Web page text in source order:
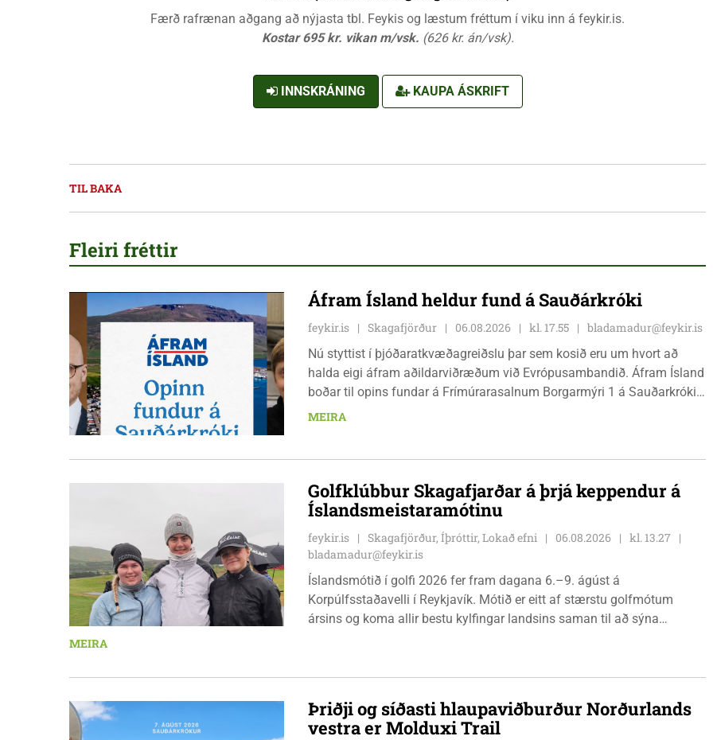
Færð rafrænan aðgang að nýjasta tbl. Feykis og læstum fréttum í viku inn á feykir.is.
Kostar 695 kr. vikan m/vsk. (626 kr. án/vsk).
INNSKRÁNING KAUPA ÁSKRIFT
TIL BAKA
Fleiri fréttir
Áfram Ísland heldur fund á Sauðárkróki
feykir.is Skagafjörður 06.08.2026 kl. 17.55
bladamadur@feykir.is
Nú styttist í þjóðaratkvæðagreiðslu þar sem kosið eru um hvort að
halda eigi áfram aðildarviðræðum við Evrópusambandið. Áfram Ísland
boðar til opins fundar á Frímúrarasalnum Borgarmýri 1 á Sauðarkróki,
laugardaginn 8. ágúst kl. 17:30. Fundurinn er öllum opinn en skráning
MEIRA
Golfklúbbur Skagafjarðar á þrjá keppendur á
Íslandsmeistaramótinu
feykir.is Skagafjörður, Íþróttir, Lokað efni 06.08.2026
kl. 13.27
bladamadur@feykir.is
Íslandsmótið í golfi 2026 fer fram dagana 6.–9. ágúst á
Korpúlfsstaðavelli í Reykjavík. Mótið er eitt af stærstu golfmótum
ársins og koma allir bestu kylfingar landsins saman til að sýna
nýkrýndur klúbbmeistari GSS, og Unu Karen Guðmundsdóttur.
MEIRA
Þriðji og síðasti hlaupaviðburður Norðurlands
vestra er Molduxi Trail